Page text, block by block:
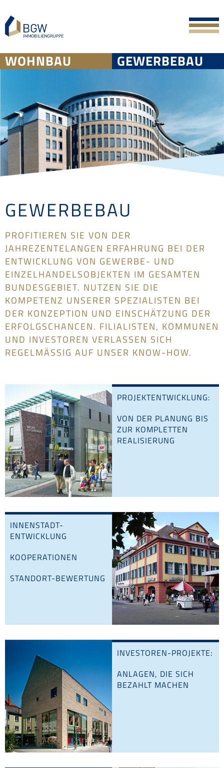
to
content
WOHNBAU GEWERBEBAU
GEWERBEBAU
PROFITIEREN SIE VON DER
JAHREZENTELANGEN ERFAHRUNG BEI DER
ENTWICKLUNG VON GEWERBE- UND
EINZELHANDELSOBJEKTEN IM GESAMTEN
BUNDESGEBIET. NUTZEN SIE DIE
KOMPETENZ UNSERER SPEZIALISTEN BEI
DER KONZEPTION UND EINSCHÄTZUNG DER
ERFOLGSCHANCEN. FILIALISTEN, KOMMUNEN
UND INVESTOREN VERLASSEN SICH
REGELMÄSSIG AUF UNSER KNOW-HOW.
PROJEKT­ENTWICKLUNG:
VON DER PLANUNG BIS
ZUR KOMPLETTEN
REALISIERUNG
INNENSTADT-
ENTWICKLUNG
KOOPERATIONEN
STANDORT-BEWERTUNG
INVESTOREN-PROJEKTE:
ANLAGEN, DIE SICH
BEZAHLT MACHEN